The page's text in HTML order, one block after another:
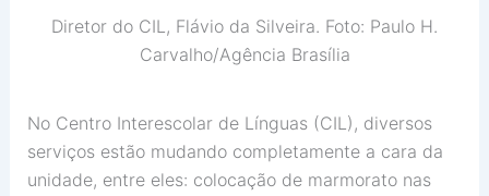
Diretor do CIL, Flávio da Silveira. Foto: Paulo H.
Carvalho/Agência Brasília
No Centro Interescolar de Línguas (CIL), diversos
serviços estão mudando completamente a cara da
unidade, entre eles: colocação de marmorato nas